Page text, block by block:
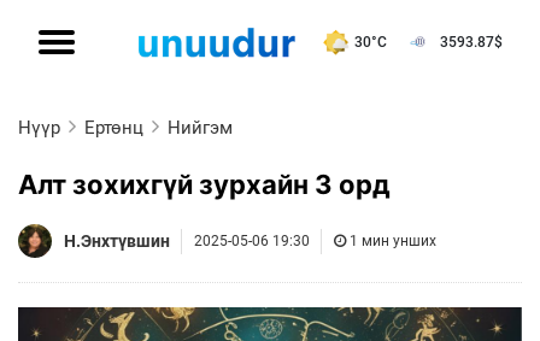
30°C 3593.87$
Нүүр Ертөнц Нийгэм
Алт зохихгүй зурхайн 3 орд
Н.Энхтүвшин 2025-05-06 19:30 1 мин унших